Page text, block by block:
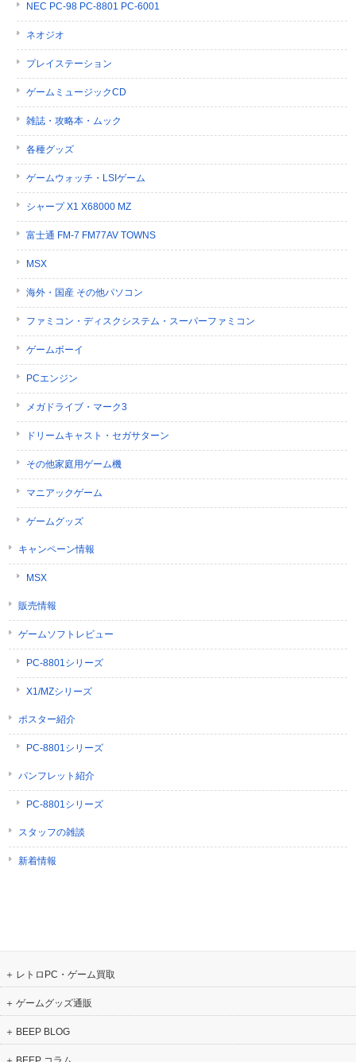
NEC PC-98 PC-8801 PC-6001
ネオジオ
プレイステーション
ゲームミュージックCD
雑誌・攻略本・ムック
各種グッズ
ゲームウォッチ・LSIゲーム
シャープ X1 X68000 MZ
富士通 FM-7 FM77AV TOWNS
MSX
海外・国産 その他パソコン
ファミコン・ディスクシステム・スーパーファミコン
ゲームボーイ
PCエンジン
メガドライブ・マーク3
ドリームキャスト・セガサターン
その他家庭用ゲーム機
マニアックゲーム
ゲームグッズ
キャンペーン情報
MSX
販売情報
ゲームソフトレビュー
PC-8801シリーズ
X1/MZシリーズ
ポスター紹介
PC-8801シリーズ
パンフレット紹介
PC-8801シリーズ
スタッフの雑談
新着情報
レトロPC・ゲーム買取
ゲームグッズ通販
BEEP BLOG